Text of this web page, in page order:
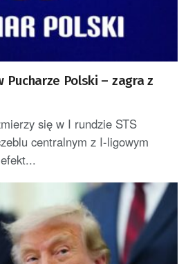
Pucharze Polski – zagra z
się w I rundzie STS
centralnym z I-ligowym